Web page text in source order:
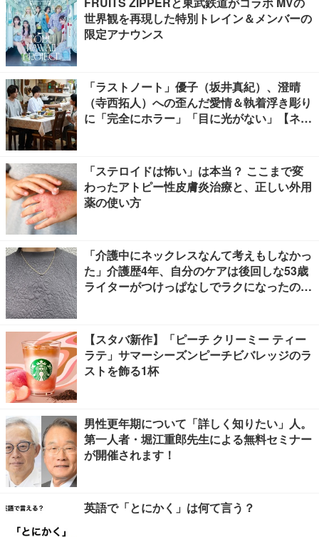
世界観を再現した特別トレイン＆メンバーの
限定アナウンス
「ラストノート」優子（坂井真紀）、澄晴
（寺西拓人）への歪んだ愛情＆執着浮き彫り
に「完全にホラー」「目に光がない」【ネタ
「ステロイドは怖い」は本当？ ここまで変
わったアトピー性皮膚炎治療と、正しい外用
薬の使い方
「介護中にネックレスなんて考えもしなかっ
た」介護歴4年、自分のケアは後回しな53歳
ライターがつけっぱなしでラクになったの
【スタバ新作】「ピーチ クリーミー ティー
ラテ」サマーシーズンピーチビバレッジのラ
ストを飾る1杯
男性更年期について「詳しく知りたい」人。
第一人者・堀江重郎先生による無料セミナー
が開催されます！
英語で「とにかく」は何て言う？